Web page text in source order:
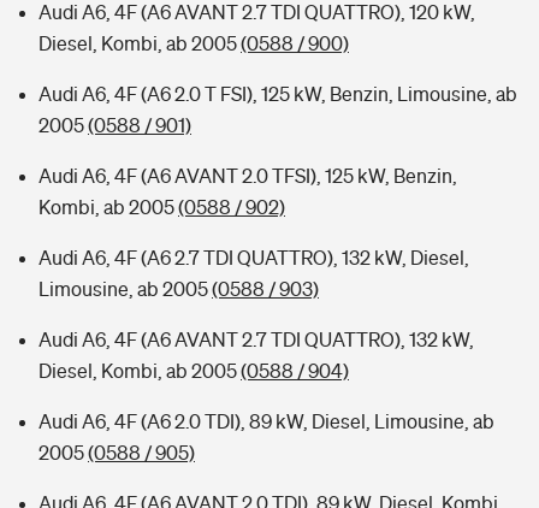
Audi A6, 4F (A6 AVANT 2.7 TDI QUATTRO), 120 kW,
Diesel, Kombi, ab 2005(0588 / 900)
Audi A6, 4F (A6 2.0 T FSI), 125 kW, Benzin, Limousine, ab
2005(0588 / 901)
Audi A6, 4F (A6 AVANT 2.0 TFSI), 125 kW, Benzin,
Kombi, ab 2005(0588 / 902)
Audi A6, 4F (A6 2.7 TDI QUATTRO), 132 kW, Diesel,
Limousine, ab 2005(0588 / 903)
Audi A6, 4F (A6 AVANT 2.7 TDI QUATTRO), 132 kW,
Diesel, Kombi, ab 2005(0588 / 904)
Audi A6, 4F (A6 2.0 TDI), 89 kW, Diesel, Limousine, ab
2005(0588 / 905)
Audi A6, 4F (A6 AVANT 2.0 TDI), 89 kW, Diesel, Kombi,